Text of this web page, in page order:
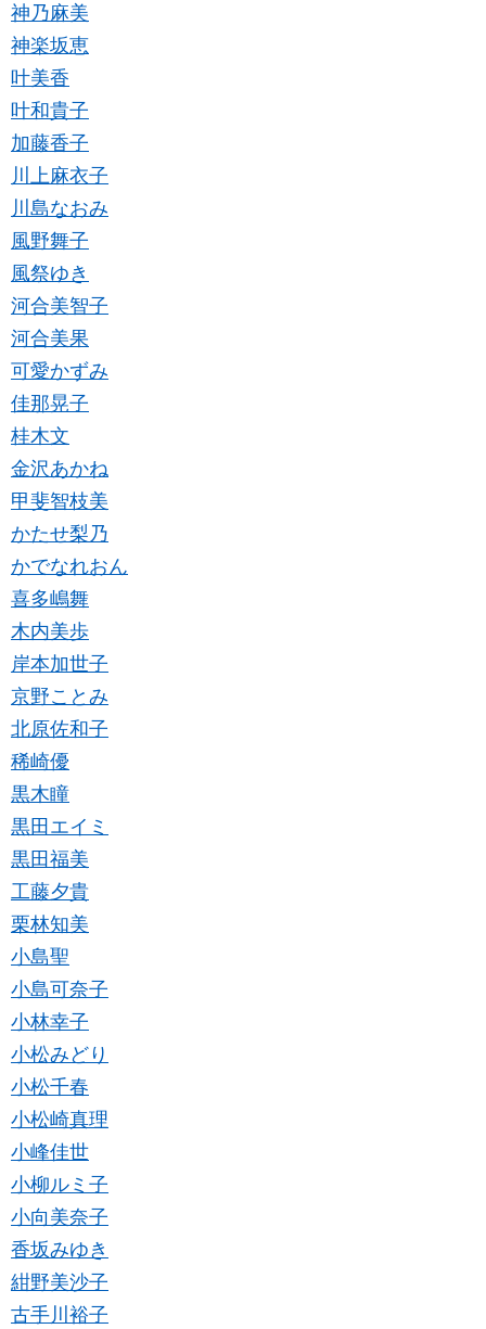
神乃麻美
神楽坂恵
叶美香
叶和貴子
加藤香子
川上麻衣子
川島なおみ
風野舞子
風祭ゆき
河合美智子
河合美果
可愛かずみ
佳那晃子
桂木文
金沢あかね
甲斐智枝美
かたせ梨乃
かでなれおん
喜多嶋舞
木内美歩
岸本加世子
京野ことみ
北原佐和子
稀崎優
黒木瞳
黒田エイミ
黒田福美
工藤夕貴
栗林知美
小島聖
小島可奈子
小林幸子
小松みどり
小松千春
小松崎真理
小峰佳世
小柳ルミ子
小向美奈子
香坂みゆき
紺野美沙子
古手川裕子